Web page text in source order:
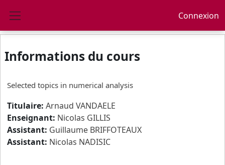
Connexion
Informations du cours
Selected topics in numerical analysis
Titulaire: Arnaud VANDAELE
Enseignant: Nicolas GILLIS
Assistant: Guillaume BRIFFOTEAUX
Assistant: Nicolas NADISIC